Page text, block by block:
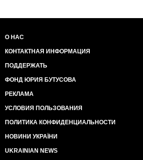
убежища в Украине! В Москве,
5. Тысячи специалистов
материковую Украину, где с учетом
видят значительные перспективы
своих знаний. Перевелись в
"референдуму" и 97% ЗА). Уезжают
россию, где даже Краснодар
относительного благополучия на
бесперспективного и бедного
пенсионеров и чекистов
О НАС
КОНТАКТНАЯ ИНФОРМАЦИЯ
ПОДДЕРЖАТЬ
ФОНД ЮРИЯ БУТУСОВА
РЕКЛАМА
УСЛОВИЯ ПОЛЬЗОВАНИЯ
ПОЛИТИКА КОНФИДЕНЦИАЛЬНОСТИ
НОВИНИ УКРАЇНИ
UKRAINIAN NEWS